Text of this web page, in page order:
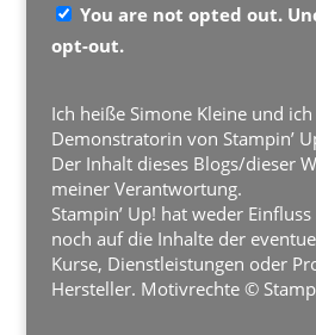
You are not opted out.
opt-out.
Ich heiße Simone Kleine und
Demonstratorin von Stampin’
Der Inhalt dieses Blogs/dieser
meiner Verantwortung.
Stampin’ Up! hat weder
noch auf die Inhalte der
Kurse, Dienstleistungen oder
Hersteller. Motivrechte ©